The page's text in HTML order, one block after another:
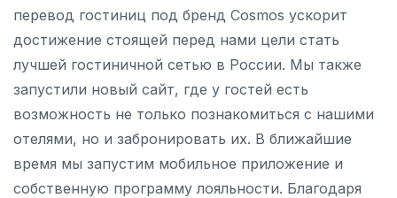
перевод гостиниц под бренд Cosmos ускорит
достижение стоящей перед нами цели стать
лучшей гостиничной сетью в России. Мы также
запустили новый сайт, где у гостей есть
возможность не только познакомиться с нашими
отелями, но и забронировать их. В ближайшие
время мы запустим мобильное приложение и
собственную программу лояльности. Благодаря